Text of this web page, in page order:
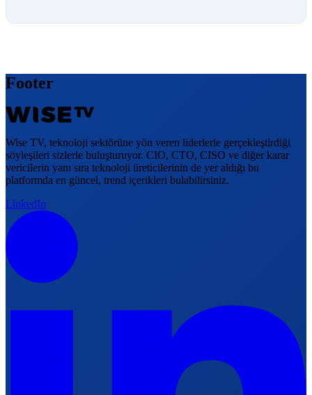
Footer
Wise TV, teknoloji sektörüne yön veren liderlerle gerçekleştirdiği
söyleşileri sizlerle buluşturuyor. CIO, CTO, CISO ve diğer karar
vericilerin yanı sıra teknoloji üreticilerinin de yer aldığı bu
platformda en güncel, trend içerikleri bulabilirsiniz.
LinkedIn